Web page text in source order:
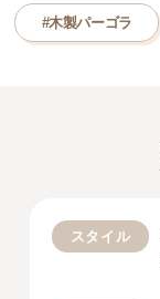
#木製パーゴラ
スタイル